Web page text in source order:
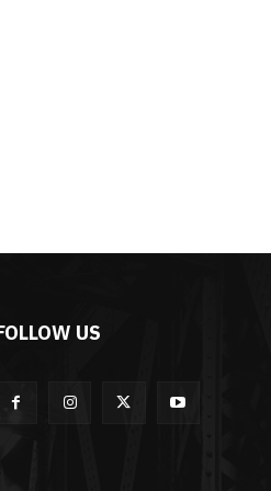
US